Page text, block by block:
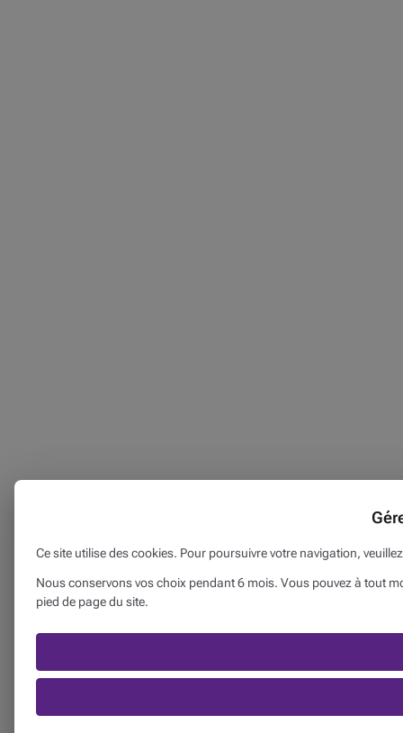
Ce site utilise des cookies. Pour poursuivre votre navigation,
Nous conservons vos choix pendant 6 mois. Vous pouvez à tout
pied de page du site.